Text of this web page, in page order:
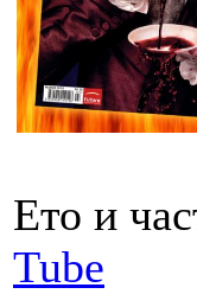
Ето и
Tube